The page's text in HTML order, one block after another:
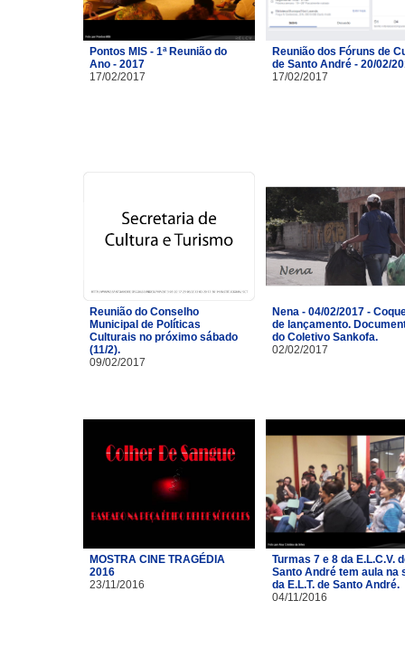
Pontos MIS - 1ª Reunião do
Ano - 2017
17/02/2017
Reunião dos Fóruns de
de Santo André - 20/02/
17/02/2017
Reunião do Conselho
Municipal de Políticas
Culturais no próximo sábado
(11/2).
09/02/2017
Nena - 04/02/2017 -
de lançamento.
do Coletivo Sankofa.
02/02/2017
MOSTRA CINE TRAGÉDIA
2016
23/11/2016
Turmas 7 e 8 da E.L.C.V.
Santo André tem aula na
da E.L.T. de Santo André.
04/11/2016